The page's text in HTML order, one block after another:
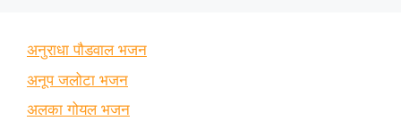
अनुराधा पौडवाल भजन
अनूप जलोटा भजन
अलका गोयल भजन